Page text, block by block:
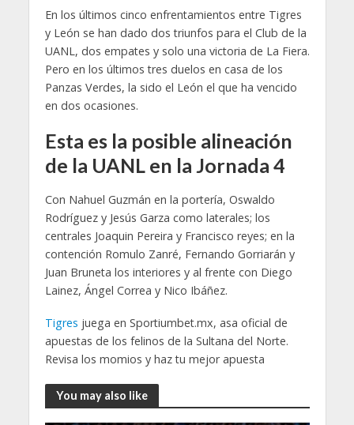
En los últimos cinco enfrentamientos entre Tigres
y León se han dado dos triunfos para el Club de la
UANL, dos empates y solo una victoria de La Fiera.
Pero en los últimos tres duelos en casa de los
Panzas Verdes, la sido el León el que ha vencido
en dos ocasiones.
Esta es la posible alineación
de la UANL en la Jornada 4
Con Nahuel Guzmán en la portería, Oswaldo
Rodríguez y Jesús Garza como laterales; los
centrales Joaquin Pereira y Francisco reyes; en la
contención Romulo Zanré, Fernando Gorriarán y
Juan Bruneta los interiores y al frente con Diego
Lainez, Ángel Correa y Nico Ibáñez.
Tigres juega en Sportiumbet.mx, asa oficial de
apuestas de los felinos de la Sultana del Norte.
Revisa los momios y haz tu mejor apuesta
You may also like